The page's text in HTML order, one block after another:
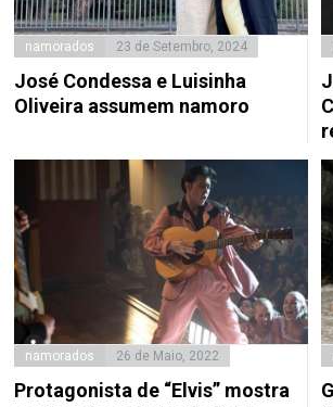
namorados 23 de Setembro, 2024
José Condessa e Luisinha
Oliveira assumem namoro
namorados 26 de Maio, 2022
Protagonista de “Elvis” mostra